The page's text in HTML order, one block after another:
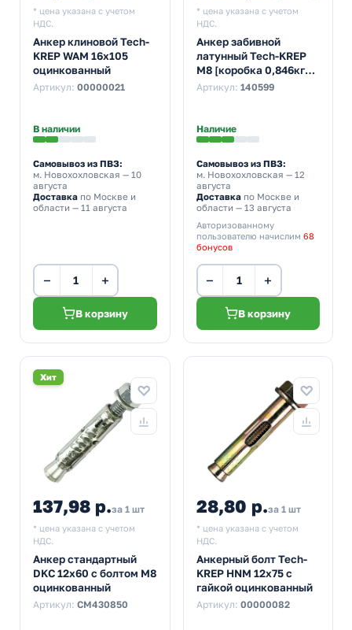
* цена указана с учетом
НДС.
Анкер клиновой Tech-
KREP WAM 16х105
оцинкованный
Артикул: 00000021
В наличии
Самовывоз из ПВЗ:
м. Новохохловская — 10
августа
Доставка по Москве и
области — 11 августа
− +
В корзину
* цена указана с учетом
НДС.
Анкер забивной
латунный Tech-KREP
М8 [коробка 0,846кг
100шт]
Артикул: 140599
Наличие
Самовывоз из ПВЗ:
м. Новохохловская — 12
августа
Доставкапо Москве и
области — 13 августа
Авторизованному
пользователю начислим 68
бонусов
− +
В корзину
Хит
137,98 р.за 1 шт
* цена указана с учетом
НДС.
Анкер стандартный
DKC 12x60 с болтом М8
оцинкованный
Артикул: CM430850
28,80 р.за 1 шт
* цена указана с учетом
НДС.
Анкерный болт Tech-
KREP HNM 12х75 с
гайкой оцинкованный
Артикул: 00000082